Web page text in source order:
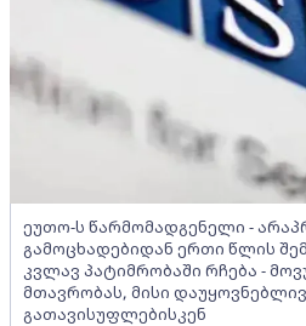
ეუთო-ს წარმომადგენელი -
გამოცხადებიდან ერთი წლის
კვლავ პატიმრობაში რჩება -
მთავრობას, მისი
გათავისუფლებისკენ